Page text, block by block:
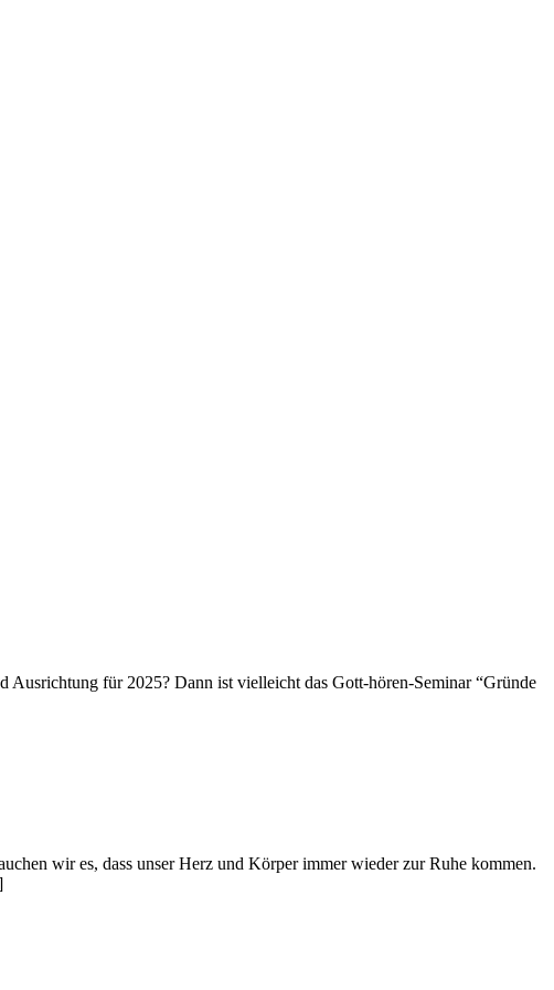
Ausrichtung für 2025? Dann ist vielleicht das Gott-hören-Seminar “Gründe
wir es, dass unser Herz und Körper immer wieder zur Ruhe kommen.